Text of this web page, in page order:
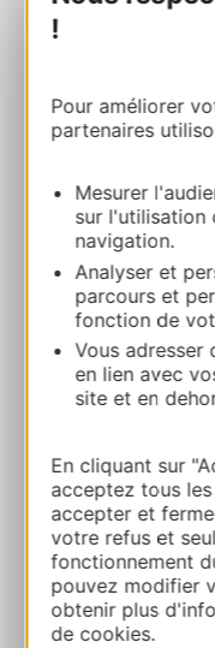
!
Pour améliorer
partenaires
Mesurer
sur l'utilisation
navigation.
Analyser et
parcours et
fonction de
Vous adresser
en lien avec
site et en
En cliquant sur
acceptez tous
accepter et
votre refus et
fonctionnement
pouvez modifier
obtenir plus
de cookies.
DESERT
Avenue st
GUILHEM-
Calcola il
+33 4 34 48
E-mail
Sito web
Facebook